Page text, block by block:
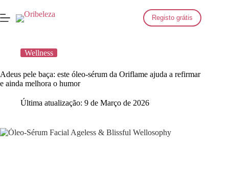
para
o
Registo grátis
Wellness
Adeus pele baça: este óleo-sérum da Oriflame ajuda a refirmar
e ainda melhora o humor
Última atualização: 9 de Março de 2026